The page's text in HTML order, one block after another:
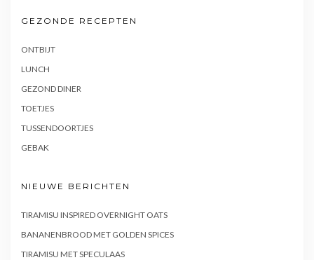
GEZONDE RECEPTEN
ONTBIJT
LUNCH
GEZOND DINER
TOETJES
TUSSENDOORTJES
GEBAK
NIEUWE BERICHTEN
TIRAMISU INSPIRED OVERNIGHT OATS
BANANENBROOD MET GOLDEN SPICES
TIRAMISU MET SPECULAAS